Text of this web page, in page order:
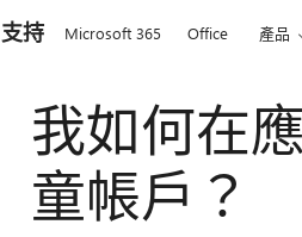
支持 Microsoft 365 Office 產品
我如何在
童帳戶？